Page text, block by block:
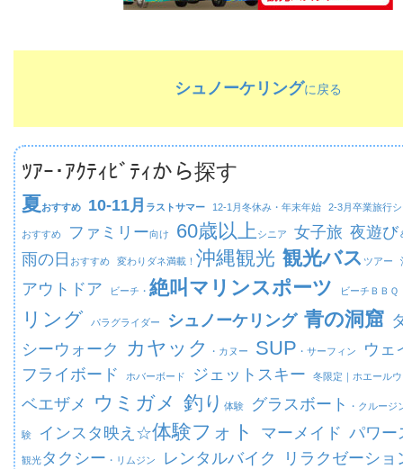
シュノーケリングに戻る
ﾂｱｰ･ｱｸﾃｨﾋﾞﾃｨから探す
夏 おすすめ 10-11月 ラストサマー 12-1月 冬休み・年末年始 2-3月 卒業旅行
おすすめ ファミリー向け 60歳以上シニア 女子旅 夜遊び
雨の日 おすすめ 変わりダネ満載！ 沖縄観光 観光バス ツアー
アウトドア ビーチ・ 絶叫マリンスポーツ ビーチ ＢＢＱ
リング パラグライダー シュノーケリング 青の洞窟
シーウォーク
カヤック ・カヌー SUP ・サーフィン
ウェ
フライボード
ホバーボード ジェットスキー 冬限定｜ ホエール
ベエザメ ウミガメ 釣り 体験 グラスボート ・クルージ
験 インスタ映え☆体験フォト マーメイド パワー
観光タクシー ・リムジン レンタルバイク リラクゼーショ